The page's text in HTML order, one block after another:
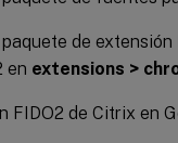
de
en extensions >
FIDO2 de Citrix en